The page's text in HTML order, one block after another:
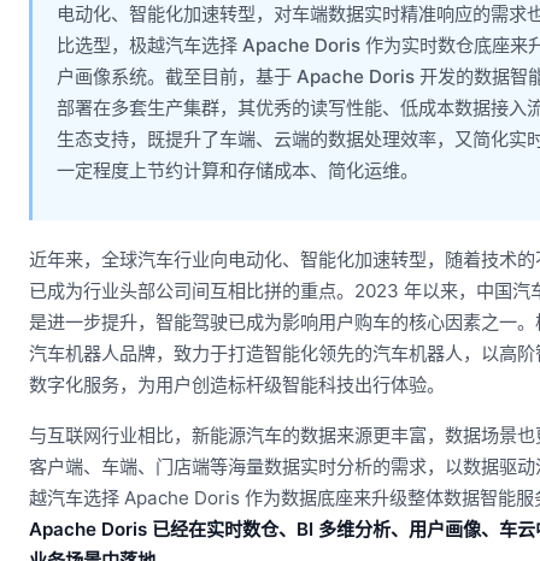
电动化、智能化加速转型，对车端数据实时精准响应的需求
比选型，极越汽车选择 Apache Doris 作为实时数仓底座来
户画像系统。截至目前，基于 Apache Doris 开发的数据智
部署在多套生产集群，其优秀的读写性能、低成本数据接入
生态支持，既提升了车端、云端的数据处理效率，又简化实
一定程度上节约计算和存储成本、简化运维。
近年来，全球汽车行业向电动化、智能化加速转型，随着技术
已成为行业头部公司间互相比拼的重点。2023 年以来，中国汽
是进一步提升，智能驾驶已成为影响用户购车的核心因素之一
汽车机器人品牌，致力于打造智能化领先的汽车机器人，以高
数字化服务，为用户创造标杆级智能科技出行体验。
与互联网行业相比，新能源汽车的数据来源更丰富，数据场景
客户端、车端、门店端等海量数据实时分析的需求，以数据驱
越汽车选择 Apache Doris 作为数据底座来升级整体数据智能服
Apache Doris 已经在实时数仓、BI 多维分析、用户画像、车